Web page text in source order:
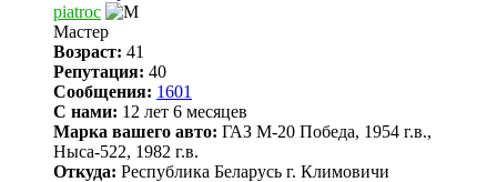
piatroc
Мастер
Возраст: 41
Репутация: 40
Сообщения: 1601
С нами: 12 лет 6 месяцев
Марка вашего авто: ГАЗ М-20 Победа, 1954 г.в.,
Ныса-522, 1982 г.в.
Откуда: Республика Беларусь г. Климовичи